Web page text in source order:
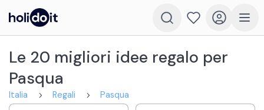
Le 20 migliori idee regalo per
Pasqua
Italia Regali Pasqua